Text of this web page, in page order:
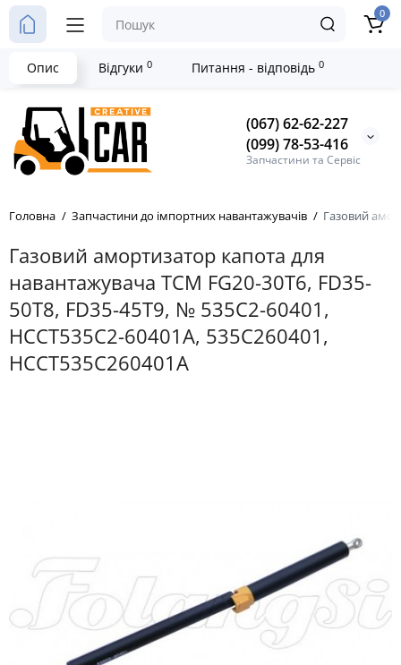
(067) 62-62-227
(099) 78-53-416
Запчастини та Сервіс
0
Головна Запчастини до імпортних навантажувачів Газовий
Газовий амортизатор капота для
навантажувача TCM FG20-30T6, FD35-
50T8, FD35-45T9, № 535C2-60401,
HCCT535C2-60401A, 535C260401,
HCCT535C260401A
Опис Відгуки 0 Питання - відповідь 0